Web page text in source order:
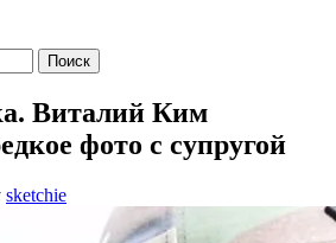
Виталий Ким
фото с супругой
sketchie